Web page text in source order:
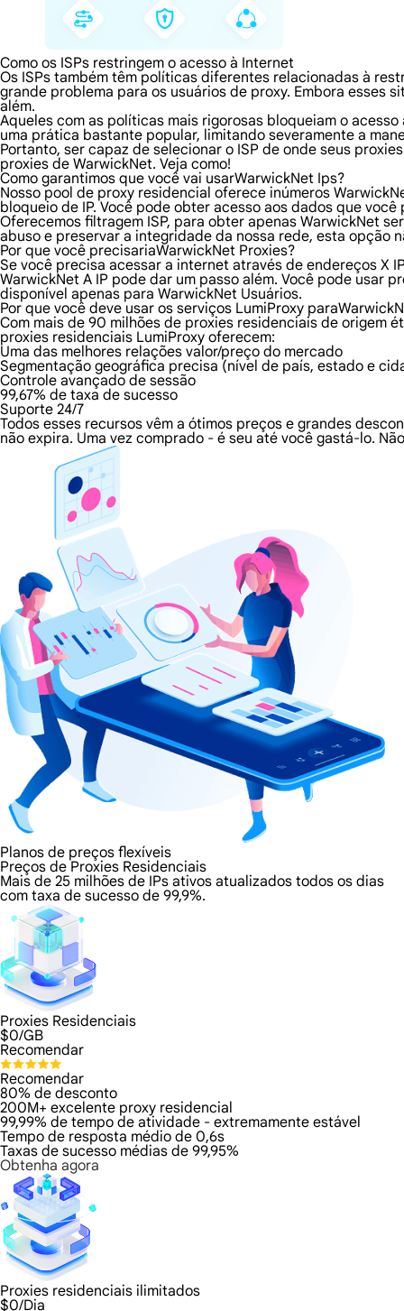
Como os ISPs restringem o acesso à Internet
Os ISPs também têm políticas diferentes relacionadas à
grande problema para os usuários de proxy. Embora esses
além.
Aqueles com as políticas mais rigorosas bloqueiam o
uma prática bastante popular, limitando severamente a
Portanto, ser capaz de selecionar o ISP de onde seus
proxies de WarwickNet. Veja como!
Como garantimos que você vai usarWarwickNet Ips?
Nosso pool de proxy residencial oferece inúmeros
bloqueio de IP. Você pode obter acesso aos dados que
Oferecemos filtragem ISP, para obter apenas WarwickNet
abuso e preservar a integridade da nossa rede, esta opção
Por que você precisariaWarwickNet Proxies?
Se você precisa acessar a internet através de endereços X
WarwickNet A IP pode dar um passo além. Você pode usar
disponível apenas para WarwickNet Usuários.
Por que você deve usar os serviços LumiProxy
Com mais de 90 milhões de proxies residenciais de origem
proxies residenciais LumiProxy oferecem:
Uma das melhores relações valor/preço do mercado
Segmentação geográfica precisa (nível de país, estado e
Controle avançado de sessão
99,67% de taxa de sucesso
Suporte 24/7
Todos esses recursos vêm a ótimos preços e grandes
não expira. Uma vez comprado - é seu até você gastá-lo.
Planos de preços flexíveis
Preços de Proxies Residenciais
Mais de 25 milhões de IPs ativos atualizados todos os dias
com taxa de sucesso de 99,9%.
Proxies Residenciais
$0/GB
Recomendar
Recomendar
80% de desconto
200M+ excelente proxy residencial
99,99% de tempo de atividade - extremamente estável
Tempo de resposta médio de 0,6s
Taxas de sucesso médias de 99,95%
Obtenha agora
Proxies residenciais ilimitados
$0/Dia